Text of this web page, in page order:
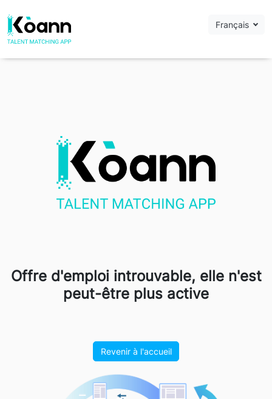
Français
Offre d'emploi introuvable, elle n'est
peut-être plus active
Revenir à l'accueil